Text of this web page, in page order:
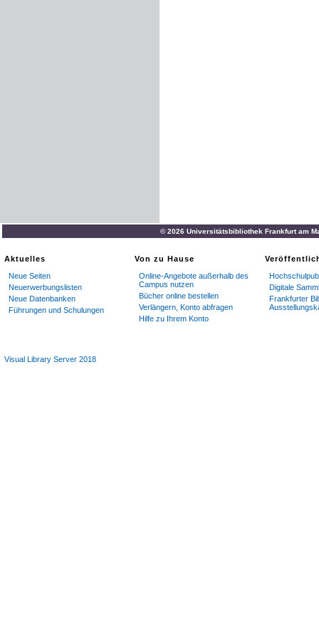
© 2026 Universitätsbibliothek Frankfurt am
Aktuelles
Neue Seiten
Neuerwerbungslisten
Neue Datenbanken
Führungen und Schulungen
Von zu Hause
Online-Angebote außerhalb des
Campus nutzen
Bücher online bestellen
Verlängern, Konto abfragen
Hilfe zu Ihrem Konto
Digitale
Frankfurter
Visual Library Server 2018